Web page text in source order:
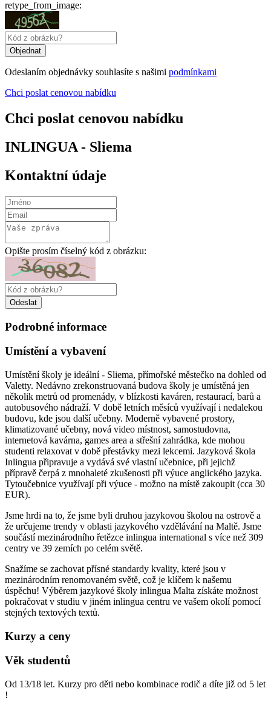
retype_from_image:
Odeslaním objednávky souhlasíte s našimi podmínkami
Chci poslat cenovou nabídku
Chci poslat cenovou nabídku
INLINGUA - Sliema
Kontaktní údaje
Opište prosím číselný kód z obrázku:
Podrobné informace
Umístění a vybavení
Umístění školy je ideální - Sliema, přímořské městečko na dohled od
Valetty. Nedávno zrekonstruovaná budova školy je umístěná jen
několik metrů od promenády, v blízkosti kaváren, restaurací, barů a
autobusového nádraží. V době letních měsíců využívají i nedalekou
budovu, kde jsou další učebny. Moderně vybavené prostory,
klimatizované učebny, nová video místnost, samostudovna,
internetová kavárna, games area a střešní zahrádka, kde mohou
studenti relaxovat v době přestávky mezi lekcemi. Jazyková škola
Inlingua připravuje a vydává své vlastní učebnice, při jejichž
přípravě čerpá z mnohaleté zkušenosti při výuce anglického jazyka.
Tytoučebnice využívají při výuce - možno na místě zakoupit (cca 30
EUR).
Jsme hrdi na to, že jsme byli druhou jazykovou školou na ostrově a
že určujeme trendy v oblasti jazykového vzdělávání na Maltě. Jsme
součástí mezinárodního řetězce inlingua international s více než 309
centry ve 39 zemích po celém světě.
Snažíme se zachovat přísné standardy kvality, které jsou v
mezinárodním renomovaném světě, což je klíčem k našemu
úspěchu! Výběrem jazykové školy inlingua Malta získáte možnost
pokračovat v studiu v jiném inlingua centru ve vašem okolí pomocí
stejných textových textů.
Kurzy a ceny
Věk studentů
Od 13/18 let. Kurzy pro děti nebo kombinace rodič a díte již od 5 let
!